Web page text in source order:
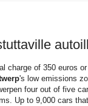
charge of 350 euros
's low emissions
four out of five
Up to 9,000 cars